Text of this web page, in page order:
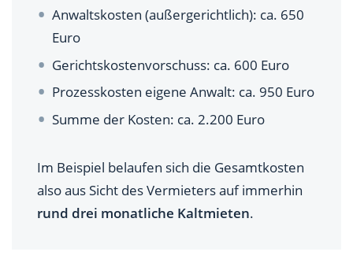
Anwaltskosten (außergerichtlich): ca. 650
Euro
Gerichtskostenvorschuss: ca. 600 Euro
Prozesskosten eigene Anwalt: ca. 950 Euro
Summe der Kosten: ca. 2.200 Euro
Im Beispiel belaufen sich die Gesamtkosten
also aus Sicht des Vermieters auf immerhin
rund drei monatliche Kaltmieten.